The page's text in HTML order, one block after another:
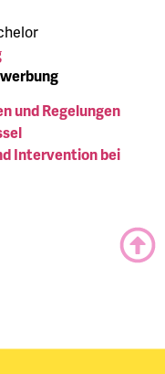
und Regelungen
Intervention bei